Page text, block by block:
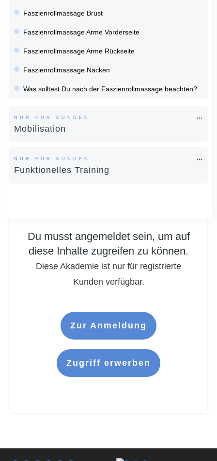
Du musst angemeldet sein, um auf
diese Inhalte zugreifen zu können.
Diese Akademie ist nur für registrierte
Kunden verfügbar.
Zur Anmeldung
Zugriff erwerben
Faszienrollmassage Brust
Faszienrollmassage Arme Vorderseite
Faszienrollmassage Arme Rückseite
Faszienrollmassage Nacken
Was solltest Du nach der Faszienrollmassage beachten?
NUR FÜR KUNDEN
Mobilisation
NUR FÜR KUNDEN
Funktionelles Training